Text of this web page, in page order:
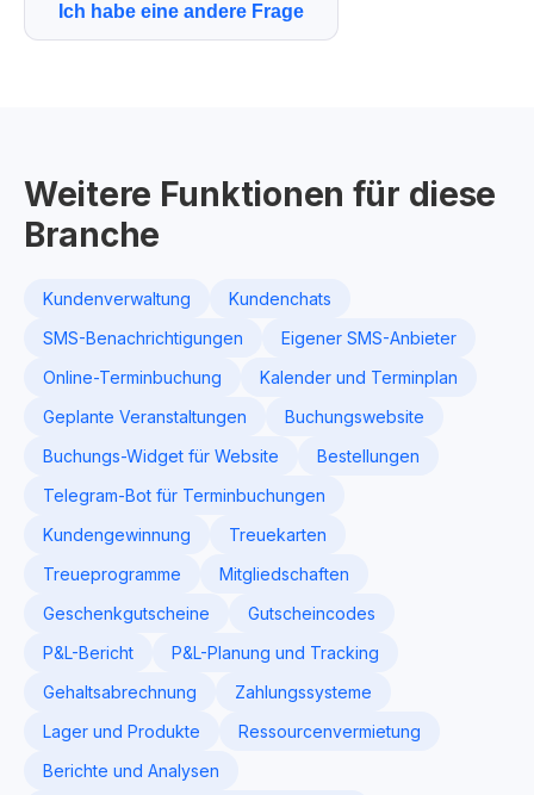
Ich habe eine andere Frage
Weitere Funktionen für diese
Branche
Kundenverwaltung
Kundenchats
SMS-Benachrichtigungen
Eigener SMS-Anbieter
Online-Terminbuchung
Kalender und Terminplan
Geplante Veranstaltungen
Buchungswebsite
Buchungs-Widget für Website
Bestellungen
Telegram-Bot für Terminbuchungen
Kundengewinnung
Treuekarten
Treueprogramme
Mitgliedschaften
Geschenkgutscheine
Gutscheincodes
P&L-Bericht
P&L-Planung und Tracking
Gehaltsabrechnung
Zahlungssysteme
Lager und Produkte
Ressourcenvermietung
Berichte und Analysen